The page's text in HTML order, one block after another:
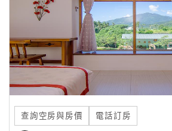
款
收
據
合
作
提
查詢空房與房價 電話訂房